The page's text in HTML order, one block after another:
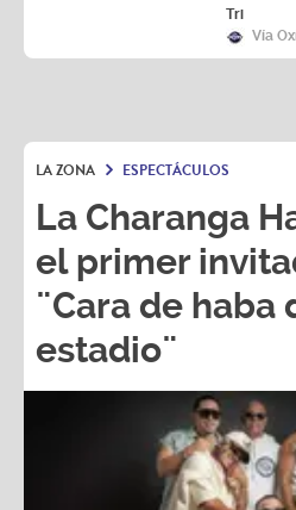
La Charanga
el primer
¨Cara de haba
estadio¨